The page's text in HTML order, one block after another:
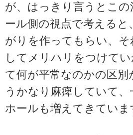
が、はっきり言うとこ
ール側の視点で考える
がりを作ってもらい、
してメリハリをつけて
て何が平常なのかの区
うかなり麻痺していて
ホールも増えてきていま